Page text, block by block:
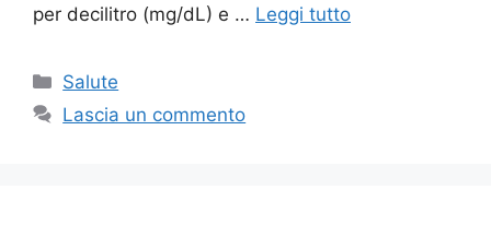
per decilitro (mg/dL) e … Leggi tutto
Categorie
Salute
Lascia un commento